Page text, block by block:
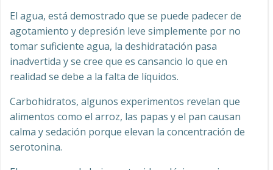
El agua, está demostrado que se puede padecer de
agotamiento y depresión leve simplemente por no
tomar suficiente agua, la deshidratación pasa
inadvertida y se cree que es cansancio lo que en
realidad se debe a la falta de líquidos.
Carbohidratos, algunos experimentos revelan que
alimentos como el arroz, las papas y el pan causan
calma y sedación porque elevan la concentración de
serotonina.